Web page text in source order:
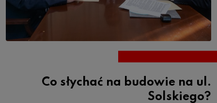
Co słychać na budowie na ul.
Solskiego?